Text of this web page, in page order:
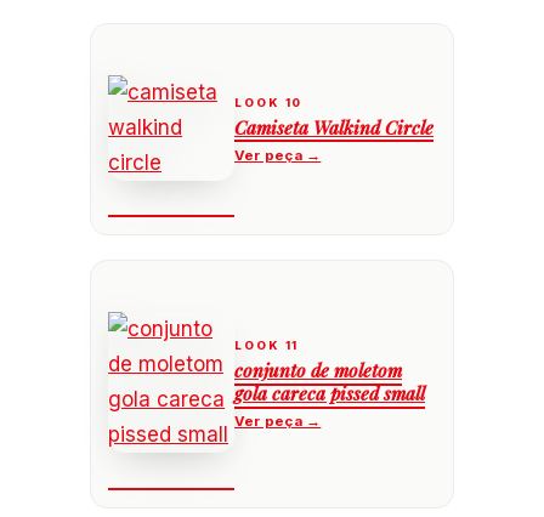
Camiseta Walkind Circle
conjunto de moletom
gola careca pissed small